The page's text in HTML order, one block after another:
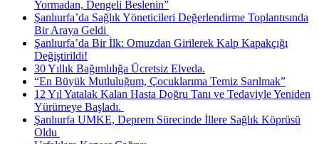
Yormadan, Dengeli Beslenin”
Şanlıurfa’da Sağlık Yöneticileri Değerlendirme Toplantısında
Bir Araya Geldi ​
Şanlıurfa’da Bir İlk: Omuzdan Girilerek Kalp Kapakçığı
Değiştirildi!
30 Yıllık Bağımlılığa Ücretsiz Elveda.
“En Büyük Mutluluğum, Çocuklarıma Temiz Sarılmak”
12 Yıl Yatalak Kalan Hasta Doğru Tanı ve Tedaviyle Yeniden
Yürümeye Başladı. ​
Şanlıurfa UMKE, Deprem Sürecinde İllere Sağlık Köprüsü
Oldu ​